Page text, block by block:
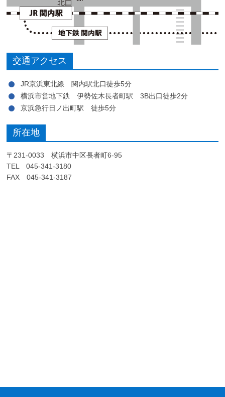
交通アクセス
JR京浜東北線 関内駅北口徒歩5分
横浜市営地下鉄 伊勢佐木長者町駅 3B出口徒歩2分
京浜急行日ノ出町駅 徒歩5分
所在地
〒231-0033 横浜市中区長者町6-95
TEL 045-341-3180
FAX 045-341-3187